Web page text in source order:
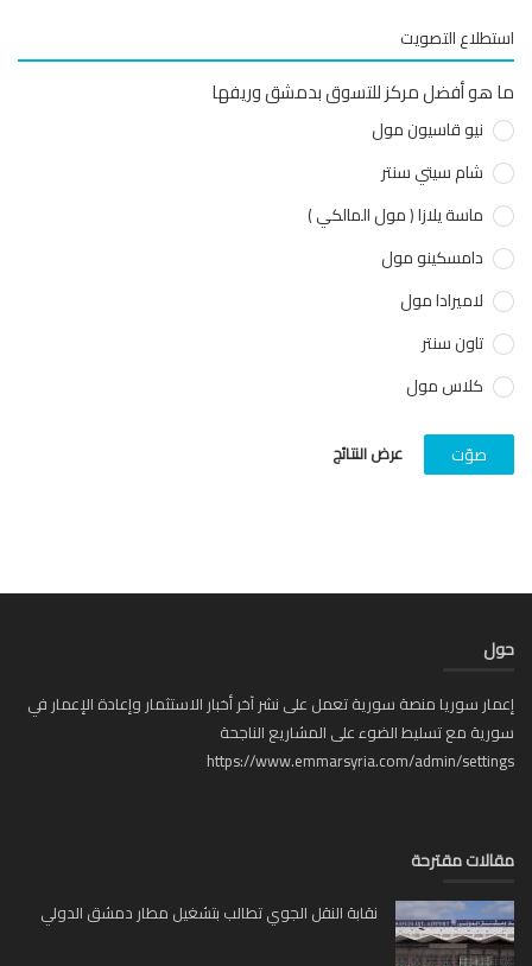
التصويت
أفضل مركز للتسوق بدمشق وريفها
نيو قاسيون مول
شام سيتي سنتر
ماسة يلازا ( مول المالكي )
دامسكينو مول
لاميرادا مول
تاون سنتر
كلاس مول
عرض النتائج
سوريا منصة سورية تعمل على نشر آخر أخبار الاستثمار وإعادة الإعمار في
مع تسليط الضوء على المشاريع الناجحة
https://www.emmarsyria.com/admin/
مقترحة
نقابة النقل الجوي تطالب بتشغيل مطار دمشق الدولي